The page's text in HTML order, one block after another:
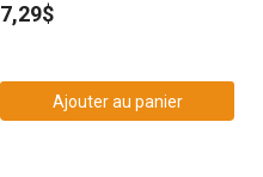
7,29$
Ajouter au panier